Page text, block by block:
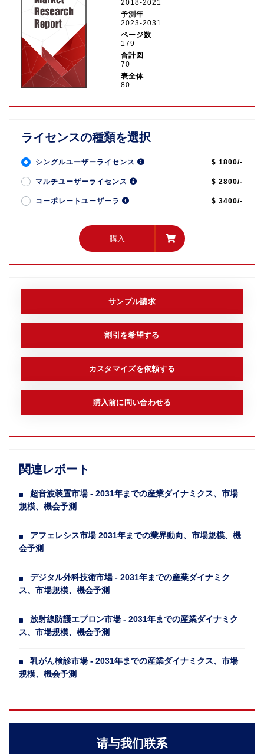
2018-2021
予測年
2023-2031
ページ数
179
合計図
70
表全体
80
ライセンスの種類を選択
シングルユーザーライセンス $ 1800/-
マルチユーザーライセンス $ 2800/-
コーポレートユーザーラ $ 3400/-
購入
サンプル請求
割引を希望する
カスタマイズを依頼する
購入前に問い合わせる
関連レポート
超音波装置市場 - 2031年までの産業ダイナミクス、市場
規模、機会予測
アフェレシス市場 2031年までの業界動向、市場規模、機
会予測
デジタル外科技術市場 - 2031年までの産業ダイナミク
ス、市場規模、機会予測
放射線防護エプロン市場 - 2031年までの産業ダイナミク
ス、市場規模、機会予測
乳がん検診市場 - 2031年までの産業ダイナミクス、市場
規模、機会予測
请与我们联系